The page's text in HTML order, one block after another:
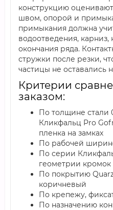
конструкцию
швом, опорой и
примыкания должна
водоотведения, карниз,
окончания ряда.
стружки после резки,
частицы не оставались
Критерии
заказом:
По толщине стали
Кликфальц Pro
пленка на замках
По рабочей
По серии
геометрии кромок
По покрытию
коричневый
По крепежу,
По назначению